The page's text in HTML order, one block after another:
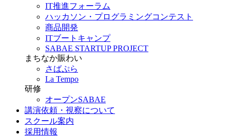
IT推進フォーラム
ハッカソン・プログラミングコンテスト
商品開発
ITブートキャンプ
SABAE STARTUP PROJECT
まちなか賑わい
さばぷら
La Tempo
研修
オープンSABAE
講演依頼・視察について
スクール案内
採用情報